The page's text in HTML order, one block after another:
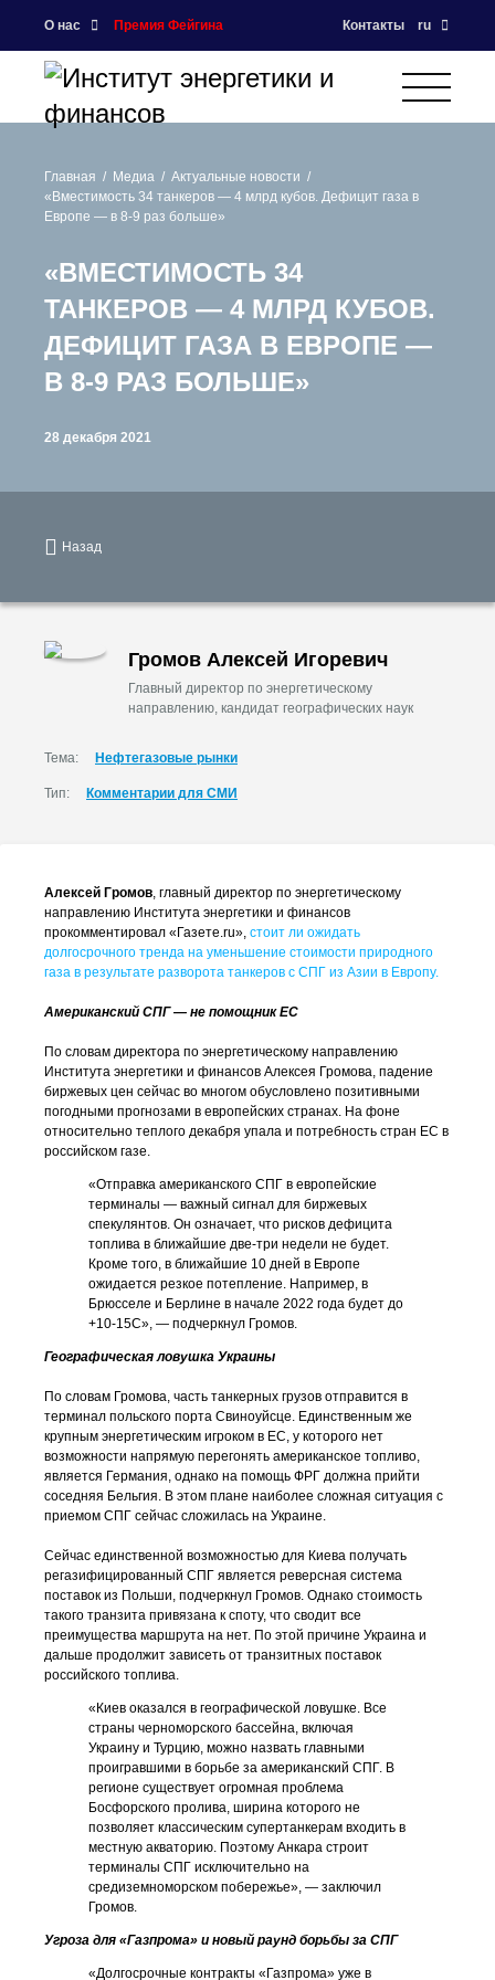
О нас Премия Фейгина Контакты ru
Главная Медиа
Актуальные новости
«Вместимость 34 танкеров — 4 млрд кубов. Дефицит газа в
Европе — в 8-9 раз больше»
«ВМЕСТИМОСТЬ 34
ТАНКЕРОВ — 4 МЛРД КУБОВ.
ДЕФИЦИТ ГАЗА В ЕВРОПЕ —
В 8-9 РАЗ БОЛЬШЕ»
28 декабря 2021
Назад
Громов Алексей Игоревич
Главный директор по энергетическому
направлению, кандидат географических наук
Тема: Нефтегазовые рынки
Тип: Комментарии для СМИ
Алексей Громов, главный директор по энергетическому
направлению Института энергетики и финансов
прокомментировал «Газете.ru», стоит ли ожидать
долгосрочного тренда на уменьшение стоимости природного
газа в результате разворота танкеров с СПГ из Азии в Европу.
Американский СПГ — не помощник ЕС
По словам директора по энергетическому направлению
Института энергетики и финансов Алексея Громова, падение
биржевых цен сейчас во многом обусловлено позитивными
погодными прогнозами в европейских странах. На фоне
относительно теплого декабря упала и потребность стран ЕС в
российском газе.
«Отправка американского СПГ в европейские
терминалы — важный сигнал для биржевых
спекулянтов. Он означает, что рисков дефицита
топлива в ближайшие две-три недели не будет.
Кроме того, в ближайшие 10 дней в Европе
ожидается резкое потепление. Например, в
Брюсселе и Берлине в начале 2022 года будет до
+10-15С», — подчеркнул Громов.
Географическая ловушка Украины
По словам Громова, часть танкерных грузов отправится в
терминал польского порта Свиноуйсце. Единственным же
крупным энергетическим игроком в ЕС, у которого нет
возможности напрямую перегонять американское топливо,
является Германия, однако на помощь ФРГ должна прийти
соседняя Бельгия. В этом плане наиболее сложная ситуация с
приемом СПГ сейчас сложилась на Украине.
Сейчас единственной возможностью для Киева получать
регазифицированный СПГ является реверсная система
поставок из Польши, подчеркнул Громов. Однако стоимость
такого транзита привязана к споту, что сводит все
преимущества маршрута на нет. По этой причине Украина и
дальше продолжит зависеть от транзитных поставок
российского топлива.
«Киев оказался в географической ловушке. Все
страны черноморского бассейна, включая
Украину и Турцию, можно назвать главными
проигравшими в борьбе за американский СПГ. В
регионе существует огромная проблема
Босфорского пролива, ширина которого не
позволяет классическим супертанкерам входить в
местную акваторию. Поэтому Анкара строит
терминалы СПГ исключительно на
средиземноморском побережье», — заключил
Громов.
Угроза для «Газпрома» и новый раунд борьбы за СПГ
«Долгосрочные контракты «Газпрома» уже в